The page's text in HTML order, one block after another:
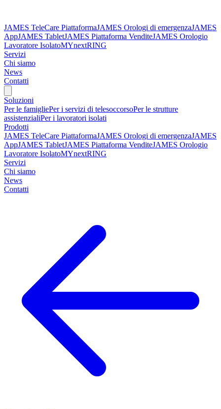
JAMES TeleCare PiattaformaJAMES Orologi di emergenzaJAMES
AppJAMES TabletJAMES Piattaforma VenditeJAMES Orologio
Lavoratore IsolatoMYnextRING
Servizi
Chi siamo
News
Contatti
Soluzioni
Per le famigliePer i servizi di telesoccorsoPer le strutture
assistenzialiPer i lavoratori isolati
Prodotti
JAMES TeleCare PiattaformaJAMES Orologi di emergenzaJAMES
AppJAMES TabletJAMES Piattaforma VenditeJAMES Orologio
Lavoratore IsolatoMYnextRING
Servizi
Chi siamo
News
Contatti